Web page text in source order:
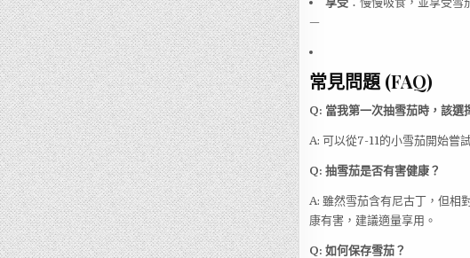
—
常見問題 (FAQ)
Q: 當我第一次抽雪茄時，該選
A: 可以從7-11的小雪茄開始
Q: 抽雪茄是否有害健康？
A: 雖然雪茄含有尼古丁，但相
康有害，建議適量享用。
Q: 如何保存雪茄？